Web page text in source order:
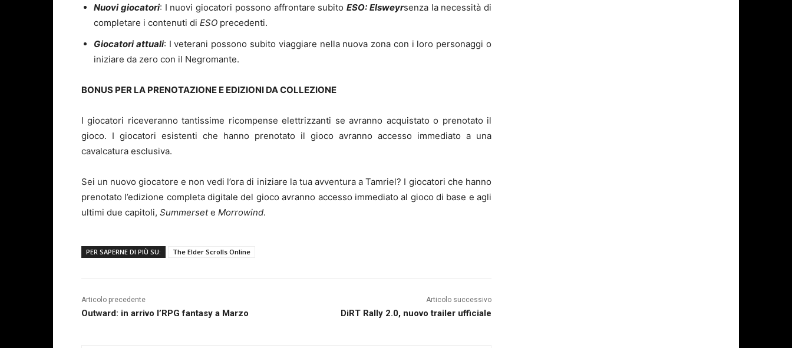
Nuovi giocatori: I nuovi giocatori possono affrontare subito ESO: Elsweyrsenza la necessità di
completare i contenuti di ESO precedenti.
Giocatori attuali: I veterani possono subito viaggiare nella nuova zona con i loro personaggi o
iniziare da zero con il Negromante.
BONUS PER LA PRENOTAZIONE E EDIZIONI DA COLLEZIONE
I giocatori riceveranno tantissime ricompense elettrizzanti se avranno acquistato o prenotato il
gioco. I giocatori esistenti che hanno prenotato il gioco avranno accesso immediato a una
cavalcatura esclusiva.
Sei un nuovo giocatore e non vedi l’ora di iniziare la tua avventura a Tamriel? I giocatori che hanno
prenotato l’edizione completa digitale del gioco avranno accesso immediato al gioco di base e agli
ultimi due capitoli, Summersete Morrowind.
PER SAPERNE DI PIÙ SU: The Elder Scrolls Online
Articolo precedente
Outward: in arrivo l’RPG fantasy a Marzo
Articolo successivo
DiRT Rally 2.0, nuovo trailer ufficiale